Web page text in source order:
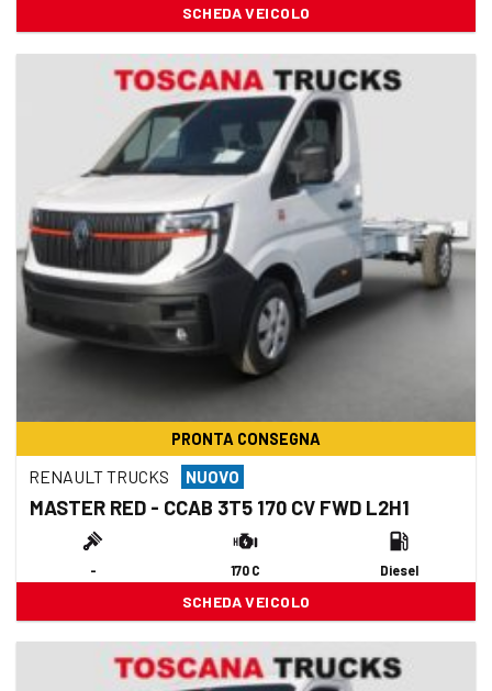
SCHEDA VEICOLO
PRONTA CONSEGNA
RENAULT TRUCKS NUOVO
MASTER RED - CCAB 3T5 170 CV FWD L2H1
- 170 C Diesel
SCHEDA VEICOLO